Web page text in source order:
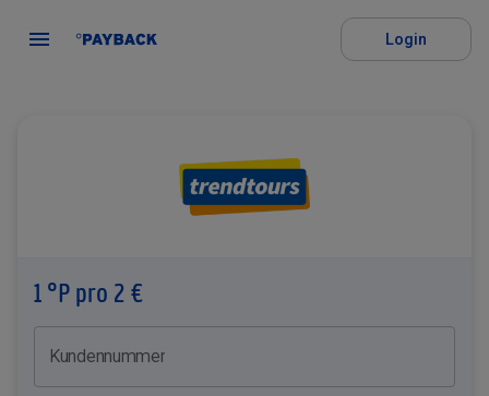
Login
1 °P pro 2 €
Kundennummer